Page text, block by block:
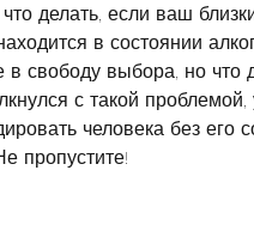
делать, если ваш
в состоянии
свободу выбора, но что
с такой
человека без его
пропустите!